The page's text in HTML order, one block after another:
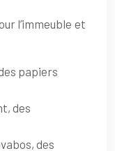
l’immeuble et
papiers
des
des